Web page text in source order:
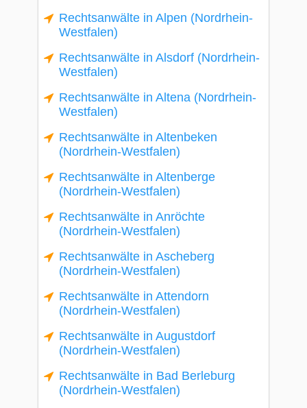
Rechtsanwälte in Alpen (Nordrhein-
Westfalen)
Rechtsanwälte in Alsdorf (Nordrhein-
Westfalen)
Rechtsanwälte in Altena (Nordrhein-
Westfalen)
Rechtsanwälte in Altenbeken
(Nordrhein-Westfalen)
Rechtsanwälte in Altenberge
(Nordrhein-Westfalen)
Rechtsanwälte in Anröchte
(Nordrhein-Westfalen)
Rechtsanwälte in Ascheberg
(Nordrhein-Westfalen)
Rechtsanwälte in Attendorn
(Nordrhein-Westfalen)
Rechtsanwälte in Augustdorf
(Nordrhein-Westfalen)
Rechtsanwälte in Bad Berleburg
(Nordrhein-Westfalen)